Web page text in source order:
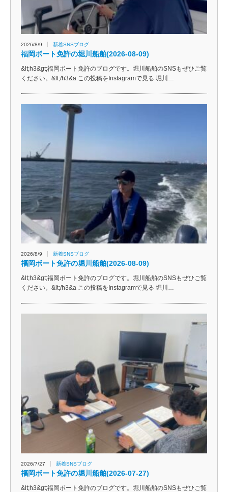
2026/8/9 新着SNSブログ
福岡ボート免許の堀川船舶(2026-08-09)
&lt;h3&gt;福岡ボート免許のブログです。堀川船舶のSNSもぜひご覧
ください。&lt;/h3&a この投稿をInstagramで見る 堀川…
2026/8/9 新着SNSブログ
福岡ボート免許の堀川船舶(2026-08-09)
&lt;h3&gt;福岡ボート免許のブログです。堀川船舶のSNSもぜひご覧
ください。&lt;/h3&a この投稿をInstagramで見る 堀川…
2026/7/27 新着SNSブログ
福岡ボート免許の堀川船舶(2026-07-27)
&lt;h3&gt;福岡ボート免許のブログです。堀川船舶のSNSもぜひご覧